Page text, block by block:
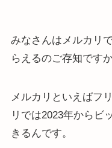
みなさんはメルカリ
らえるのご存知です
メルカリといえばフ
リでは2023年からビ
きるんです。